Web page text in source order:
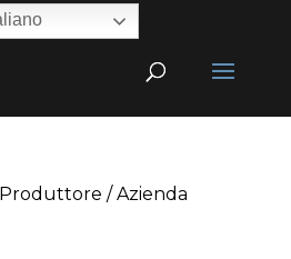
/ Azienda